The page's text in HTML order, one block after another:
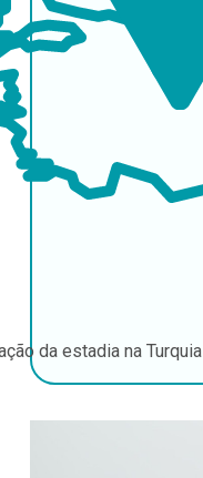
da estadia na Turquia